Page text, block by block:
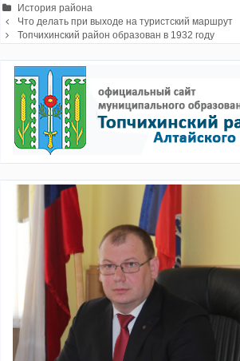
Рубрики
История района
Навигация
записи
Что делать при выходе на туристский маршрут
Топчихинский район образован в 1932 году